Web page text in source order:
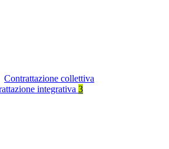
Contrattazione collettiva
integrativa 3